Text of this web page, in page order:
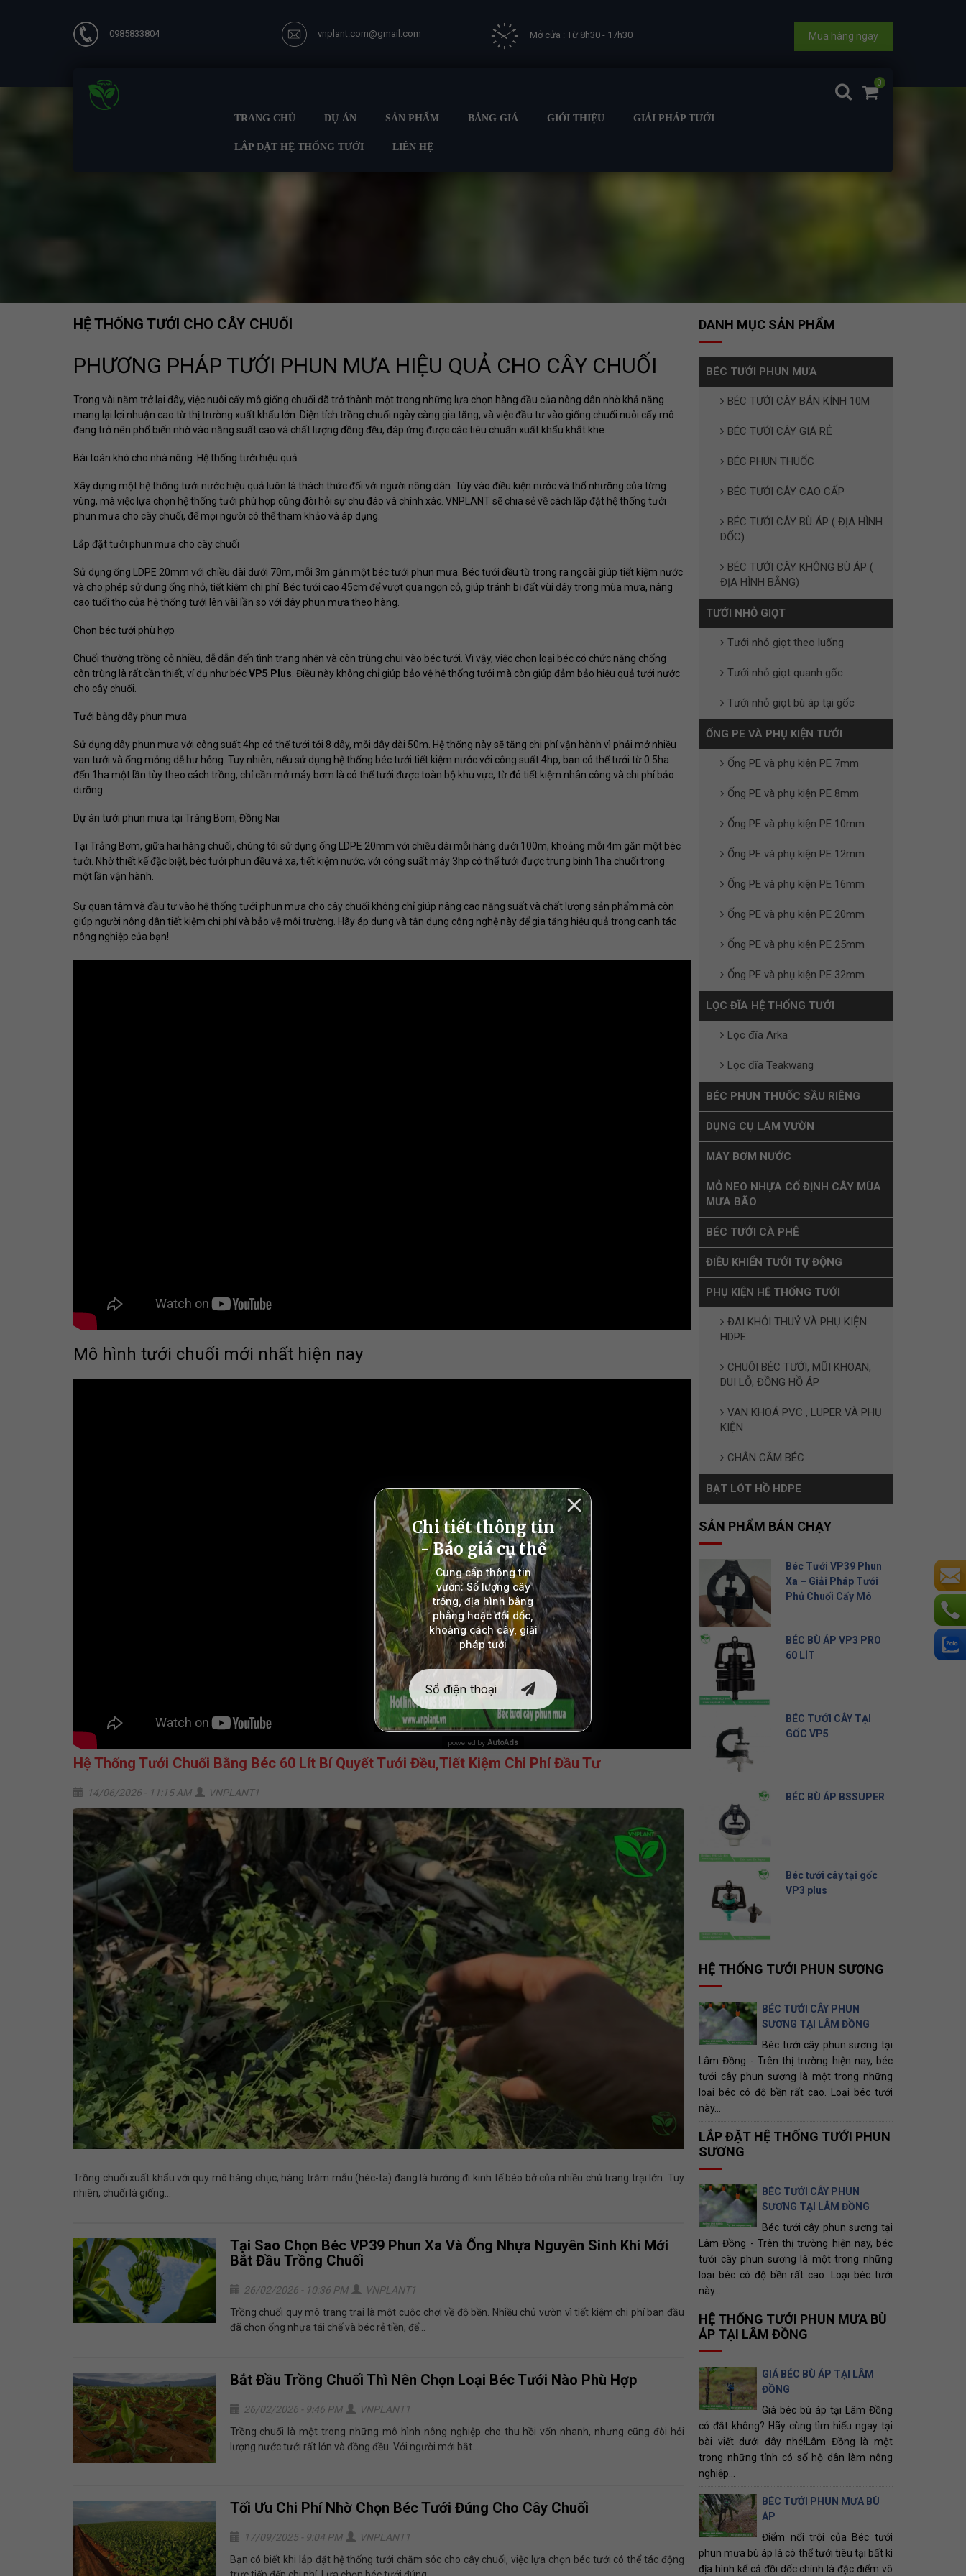
0985833804 vnplant.com@gmail.com Mở cửa : Từ 8h30 - 17h30 Mua hàng ngay
0
TRANG CHỦ DỰ ÁN SẢN PHẨM BẢNG GIÁ GIỚI THIỆU GIẢI PHÁP TƯỚI
LẮP ĐẶT HỆ THỐNG TƯỚI LIÊN HỆ
HỆ THỐNG TƯỚI CHO CÂY CHUỐI
PHƯƠNG PHÁP TƯỚI PHUN MƯA HIỆU QUẢ CHO CÂY CHUỐI
Trong vài năm trở lại đây, việc nuôi cấy mô giống chuối đã trở thành một trong những lựa chọn hàng đầu của nông dân nhờ khả năng
mang lại lợi nhuận cao từ thị trường xuất khẩu lớn. Diện tích trồng chuối ngày càng gia tăng, và việc đầu tư vào giống chuối nuôi cấy mô
đang trở nên phổ biến nhờ vào năng suất cao và chất lượng đồng đều, đáp ứng được các tiêu chuẩn xuất khẩu khắt khe.
Bài toán khó cho nhà nông: Hệ thống tưới hiệu quả
Xây dựng một hệ thống tưới nước hiệu quả luôn là thách thức đối với người nông dân. Tùy vào điều kiện nước và thổ nhưỡng của từng
vùng, mà việc lựa chọn hệ thống tưới phù hợp cũng đòi hỏi sự chu đáo và chính xác. VNPLANT sẽ chia sẻ về cách lắp đặt hệ thống tưới
phun mưa cho cây chuối, để mọi người có thể tham khảo và áp dụng.
Lắp đặt tưới phun mưa cho cây chuối
Sử dụng ống LDPE 20mm với chiều dài dưới 70m, mỗi 3m gắn một béc tưới phun mưa. Béc tưới đều từ trong ra ngoài giúp tiết kiệm nước
và cho phép sử dụng ống nhỏ, tiết kiệm chi phí. Béc tưới cao 45cm để vượt qua ngọn cỏ, giúp tránh bị đất vùi dây trong mùa mưa, nâng
cao tuổi thọ của hệ thống tưới lên vài lần so với dây phun mưa theo hàng.
Chọn béc tưới phù hợp
Chuối thường trồng cỏ nhiều, dễ dẫn đến tình trạng nhện và côn trùng chui vào béc tưới. Vì vậy, việc chọn loại béc có chức năng chống
côn trùng là rất cần thiết, ví dụ như bécVP5 Plus . Điều này không chỉ giúp bảo vệ hệ thống tưới mà còn giúp đảm bảo hiệu quả tưới nước
cho cây chuối.
Tưới bằng dây phun mưa
Sử dụng dây phun mưa với công suất 4hp có thể tưới tới 8 dây, mỗi dây dài 50m. Hệ thống này sẽ tăng chi phí vận hành vì phải mở nhiều
van tưới và ống mỏng dễ hư hỏng. Tuy nhiên, nếu sử dụng hệ thống béc tưới tiết kiệm nước với công suất 4hp, bạn có thể tưới từ 0.5ha
đến 1ha một lần tùy theo cách trồng, chỉ cần mở máy bơm là có thể tưới được toàn bộ khu vực, từ đó tiết kiệm nhân công và chi phí bảo
dưỡng.
Dự án tưới phun mưa tại Tràng Bom, Đồng Nai
Tại Trảng Bơm, giữa hai hàng chuối, chúng tôi sử dụng ống LDPE 20mm với chiều dài mỗi hàng dưới 100m, khoảng mỗi 4m gắn một béc
tưới. Nhờ thiết kế đặc biệt, béc tưới phun đều và xa, tiết kiệm nước, với công suất máy 3hp có thể tưới được trung bình 1ha chuối trong
một lần vận hành.
Sự quan tâm và đầu tư vào hệ thống tưới phun mưa cho cây chuối không chỉ giúp nâng cao năng suất và chất lượng sản phẩm mà còn
giúp người nông dân tiết kiệm chi phí và bảo vệ môi trường. Hãy áp dụng và tận dụng công nghệ này để gia tăng hiệu quả trong canh tác
nông nghiệp của bạn!
Mô hình tưới chuối mới nhất hiện nay
Hệ Thống Tưới Chuối Bằng Béc 60 Lít Bí Quyết Tưới Đều,Tiết Kiệm Chi Phí Đầu Tư
14/06/2026 - 11:15 AM VNPLANT1
Trồng chuối xuất khẩu với quy mô hàng chục, hàng trăm mẫu (héc-ta) đang là hướng đi kinh tế béo bở của nhiều chủ trang trại lớn. Tuy
nhiên, chuối là giống...
Tại Sao Chọn Béc VP39 Phun Xa Và Ống Nhựa Nguyên Sinh Khi Mới
Bắt Đầu Trồng Chuối
26/02/2026 - 10:36 PM
VNPLANT1
Trồng chuối quy mô trang trại là một cuộc chơi về độ bền. Nhiều chủ vườn vì tiết kiệm chi phí ban đầu
đã chọn ống nhựa tái chế và béc rẻ tiền, để...
Bắt Đầu Trồng Chuối Thì Nên Chọn Loại Béc Tưới Nào Phù Hợp
26/02/2026 - 9:46 PM
VNPLANT1
Trồng chuối là một trong những mô hình nông nghiệp cho thu hồi vốn nhanh, nhưng cũng đòi hỏi
lượng nước tưới rất lớn và đồng đều. Với người mới bắt...
Tối Ưu Chi Phí Nhờ Chọn Béc Tưới Đúng Cho Cây Chuối
17/09/2025 - 9:04 PM
VNPLANT1
Bạn có biết khi lắp đặt hệ thống tưới chăm sóc cho cây chuối, việc lựa chọn béc tưới có thể tác động
DANH MỤC SẢN PHẨM
BÉC TƯỚI PHUN MƯA
BÉC TƯỚI CÂY BÁN KÍNH 10M
BÉC TƯỚI CÂY GIÁ RẺ
BÉC PHUN THUỐC
BÉC TƯỚI CÂY CAO CẤP
BÉC TƯỚI CÂY BÙ ÁP ( ĐỊA HÌNH
DỐC)
BÉC TƯỚI CÂY KHÔNG BÙ ÁP (
ĐỊA HÌNH BẰNG)
TƯỚI NHỎ GIỌT
Tưới nhỏ giọt theo luống
Tưới nhỏ giọt quanh gốc
Tưới nhỏ giọt bù áp tại gốc
ỐNG PE VÀ PHỤ KIỆN TƯỚI
Ống PE và phụ kiện PE 7mm
Ống PE và phụ kiện PE 8mm
Ống PE và phụ kiện PE 10mm
Ống PE và phụ kiện PE 12mm
Ống PE và phụ kiện PE 16mm
Ống PE và phụ kiện PE 20mm
Ống PE và phụ kiện PE 25mm
Ống PE và phụ kiện PE 32mm
LỌC ĐĨA HỆ THỐNG TƯỚI
Lọc đĩa Arka
Lọc đĩa Teakwang
BÉC PHUN THUỐC SẦU RIÊNG
DỤNG CỤ LÀM VƯỜN
MÁY BƠM NƯỚC
MỎ NEO NHỰA CỐ ĐỊNH CÂY MÙA
MƯA BÃO
BÉC TƯỚI CÀ PHÊ
ĐIỀU KHIỂN TƯỚI TỰ ĐỘNG
PHỤ KIỆN HỆ THỐNG TƯỚI
ĐAI KHỎI THUỶ VÀ PHỤ KIỆN
HDPE
CHUÔI BÉC TƯỚI, MŨI KHOAN,
DUI LỖ, ĐỒNG HỒ ÁP
VAN KHOÁ PVC , LUPER VÀ PHỤ
KIỆN
CHÂN CẮM BÉC
BẠT LÓT HỒ HDPE
SẢN PHẨM BÁN CHẠY
Béc Tưới VP39 Phun
Xa – Giải Pháp Tưới
Phủ Chuối Cấy Mô
BÉC BÙ ÁP VP3 PRO
60 LÍT
BÉC TƯỚI CÂY TẠI
GỐC VP5
BÉC BÙ ÁP BSSUPER
Béc tưới cây tại gốc
VP3 plus
HỆ THỐNG TƯỚI PHUN SƯƠNG
BÉC TƯỚI CÂY PHUN
SƯƠNG TẠI LÂM ĐỒNG
Béc tưới cây phun sương tại
Lâm Đồng - Trên thị trường hiện nay, béc
tưới cây phun sương là một trong những
loại béc có độ bền rất cao. Loại béc tưới
này...
LẮP ĐẶT HỆ THỐNG TƯỚI PHUN
SƯƠNG
BÉC TƯỚI CÂY PHUN
SƯƠNG TẠI LÂM ĐỒNG
Béc tưới cây phun sương tại
Lâm Đồng - Trên thị trường hiện nay, béc
tưới cây phun sương là một trong những
loại béc có độ bền rất cao. Loại béc tưới
này...
HỆ THỐNG TƯỚI PHUN MƯA BÙ
ÁP TẠI LÂM ĐỒNG
GIÁ BÉC BÙ ÁP TẠI LÂM
ĐỒNG
Giá béc bù áp tại Lâm Đồng
có đắt không? Hãy cùng tìm hiểu ngay tại
bài viết dưới đây nhé!Lâm Đồng là một
trong những tỉnh có số hộ dân làm nông
nghiệp...
BÉC TƯỚI PHUN MƯA BÙ
ÁP
Điểm nổi trội của Béc tưới
phun mưa bù áp là có thể tưới tiêu tại bất kì
địa hình kể cả đồi dốc chính là đặc điểm vô
powered by AutoAds